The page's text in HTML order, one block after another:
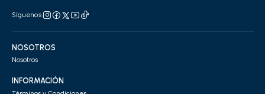
Síguenos
NOSOTROS
Nosotros
INFORMACIÓN